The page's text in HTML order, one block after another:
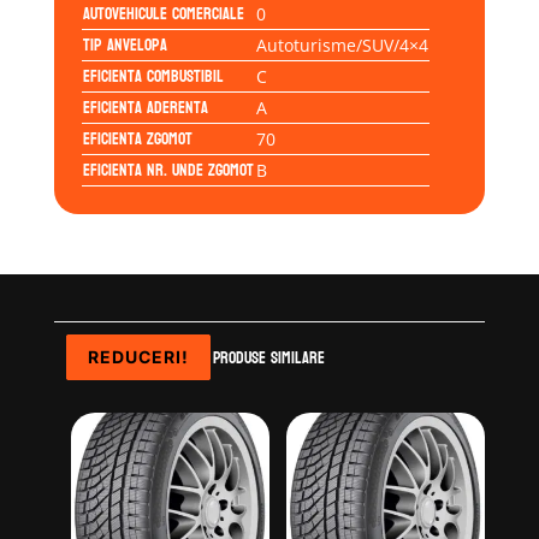
Autovehicule comerciale 0
Tip anvelopa Autoturisme/SUV/4×4
Eficienta Combustibil C
Eficienta Aderenta A
Eficienta Zgomot 70
Eficienta Nr. Unde ZgomotB
Produse similare
REDUCERI!
REDUCERI!
REDUCERI!
REDUCERI!